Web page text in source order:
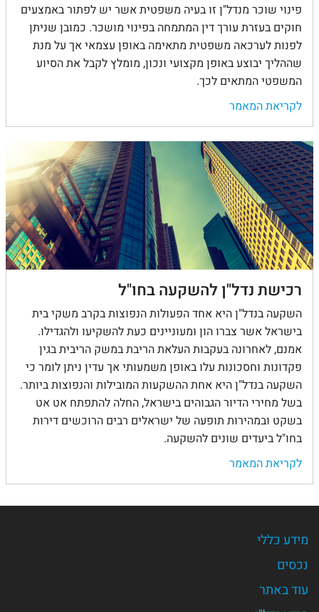
פינוי שוכר מנדל"ן זו בעיה משפטית אשר יש לפתור באמצעים
חוקים בעזרת עורך דין המתמחה בפינוי מושכר. כמובן שניתן
לפנות לערכאה משפטית מתאימה באופן עצמאי אך על מנת
שההליך יבוצע באופן מקצועי ונכון, מומלץ לקבל את הסיוע
המשפטי המתאים לכך.
לקריאת המאמר
רכישת נדל"ן להשקעה בחו"ל
השקעה בנדל"ן היא אחד הפעולות הנפוצות בקרב משקי בית
בישראל אשר צברו הון ומעוניינים כעת להשקיעו ולהגדילו.
אמנם, לאחרונה בעקבות העלאת הריבת במשק הריבית בגין
פקדונות וחסכונות עלו באופן משמעותי אך עדין ניתן לומר כי
השקעה בנדל"ן היא אחת ההשקעות המובילות והנפוצות ביותר.
בשל מחירי הדיור הגבוהים בישראל, החלה להתפתח אט אט
בשקט ובמהירות תופעה של ישראלים רבים הרוכשים דירות
בחו"ל ביעדים שונים להשקעה.
לקריאת המאמר
מידע כללי
נכסים
עוד באתר